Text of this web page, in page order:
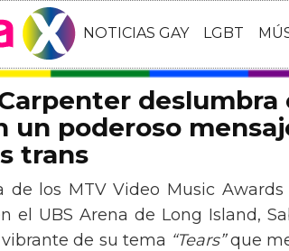
NOTICIAS GAY LGBT
deslumbra
un poderoso
trans
de los MTV Video Music
el UBS Arena de Long Island,
de su tema “Tears”que